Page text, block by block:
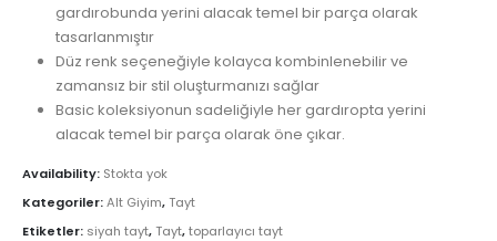
gardırobunda yerini alacak temel bir parça olarak
tasarlanmıştır
Düz renk seçeneğiyle kolayca kombinlenebilir ve
zamansız bir stil oluşturmanızı sağlar
Basic koleksiyonun sadeliğiyle her gardıropta yerini
alacak temel bir parça olarak öne çıkar.
Availability: Stokta yok
Kategoriler:Alt Giyim,Tayt
Etiketler: siyah tayt,Tayt,toparlayıcı tayt